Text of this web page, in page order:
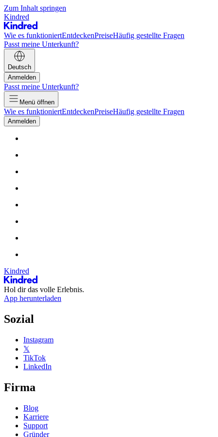
Zum Inhalt springen
Kindred
Wie es funktioniertEntdeckenPreiseHäufig gestellte Fragen
Passt meine Unterkunft?
Deutsch
Anmelden
Passt meine Unterkunft?
Menü öffnen
Wie es funktioniertEntdeckenPreiseHäufig gestellte Fragen
Anmelden
Kindred
Hol dir das volle Erlebnis.
App herunterladen
Sozial
Instagram
𝕏
TikTok
LinkedIn
Firma
Blog
Karriere
Support
Gründer